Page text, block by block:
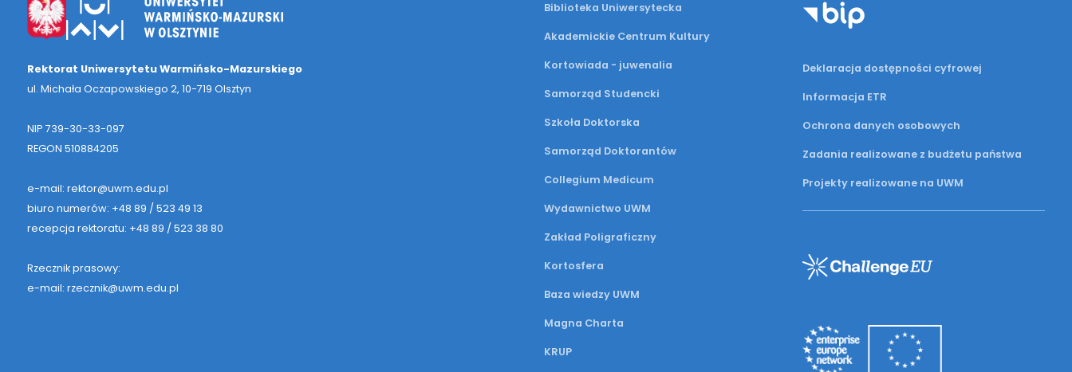
Rektorat Uniwersytetu Warmińsko-Mazurskiego
ul. Michała Oczapowskiego 2, 10-719 Olsztyn
NIP 739-30-33-097
REGON 510884205
e-mail: rektor@uwm.edu.pl
biuro numerów: +48 89 / 523 49 13
recepcja rektoratu: +48 89 / 523 38 80
Rzecznik prasowy:
e-mail: rzecznik@uwm.edu.pl
Biblioteka Uniwersytecka
Akademickie Centrum Kultury
Kortowiada - juwenalia
Samorząd Studencki
Szkoła Doktorska
Samorząd Doktorantów
Collegium Medicum
Wydawnictwo UWM
Zakład Poligraficzny
Kortosfera
Baza wiedzy UWM
Magna Charta
KRUP
Deklaracja dostępności cyfrowej
Informacja ETR
Ochrona danych osobowych
Zadania realizowane z budżetu państwa
Projekty realizowane na UWM